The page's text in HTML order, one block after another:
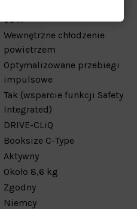
60 A
Wewnętrzne chłodzenie
powietrzem
Optymalizowane przebiegi
impulsowe
Tak (wsparcie funkcji Safety
Integrated)
DRIVE-CLiQ
Booksize C-Type
Aktywny
Około 8,6 kg
Zgodny
Niemcy